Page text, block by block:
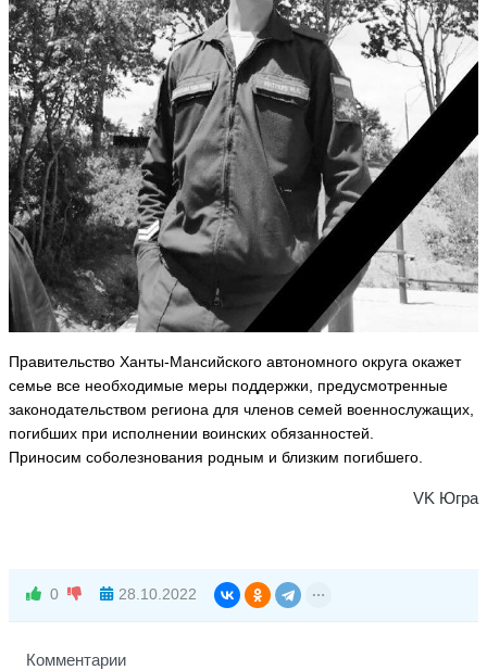
Правительство Ханты-Мансийского автономного округа окажет
семье все необходимые меры поддержки, предусмотренные
законодательством региона для членов семей военнослужащих,
погибших при исполнении воинских обязанностей.
Приносим соболезнования родным и близким погибшего.
VK Югра
0 28.10.2022
Комментарии